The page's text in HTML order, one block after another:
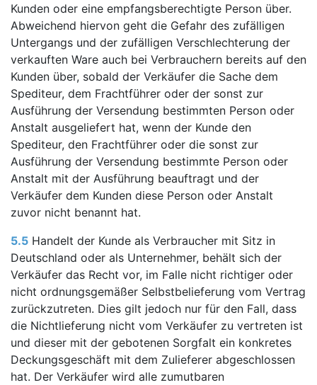
Kunden oder eine empfangsberechtigte Person über.
Abweichend hiervon geht die Gefahr des zufälligen
Untergangs und der zufälligen Verschlechterung der
verkauften Ware auch bei Verbrauchern bereits auf den
Kunden über, sobald der Verkäufer die Sache dem
Spediteur, dem Frachtführer oder der sonst zur
Ausführung der Versendung bestimmten Person oder
Anstalt ausgeliefert hat, wenn der Kunde den
Spediteur, den Frachtführer oder die sonst zur
Ausführung der Versendung bestimmte Person oder
Anstalt mit der Ausführung beauftragt und der
Verkäufer dem Kunden diese Person oder Anstalt
zuvor nicht benannt hat.
5.5 Handelt der Kunde als Verbraucher mit Sitz in
Deutschland oder als Unternehmer, behält sich der
Verkäufer das Recht vor, im Falle nicht richtiger oder
nicht ordnungsgemäßer Selbstbelieferung vom Vertrag
zurückzutreten. Dies gilt jedoch nur für den Fall, dass
die Nichtlieferung nicht vom Verkäufer zu vertreten ist
und dieser mit der gebotenen Sorgfalt ein konkretes
Deckungsgeschäft mit dem Zulieferer abgeschlossen
hat. Der Verkäufer wird alle zumutbaren